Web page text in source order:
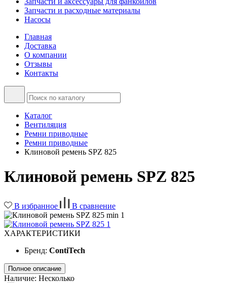
Запчасти и расходные материалы
Насосы
Главная
Доставка
О компании
Отзывы
Контакты
Каталог
Вентиляция
Ремни приводные
Ремни приводные
Клиновой ремень SPZ 825
Клиновой ремень SPZ 825
В избранное В сравнение
ХАРАКТЕРИСТИКИ
Бренд: ContiTech
Полное описание
Наличие: Несколько